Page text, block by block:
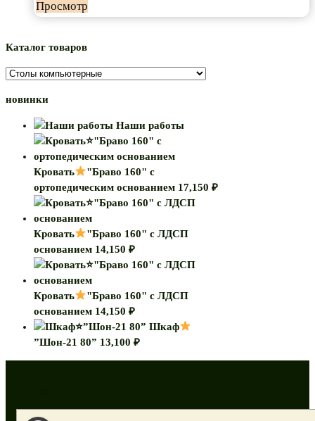
Просмотр
Каталог товаров
новинки
Наши работы
Кровать
"Браво 160" с
ортопедическим основанием 17,150 ₽
Кровать
"Браво 160" с ЛДСП
основанием 14,150 ₽
Кровать
"Браво 160" с ЛДСП
основанием 14,150 ₽
Шкаф
”Шон-21 80” 13,100 ₽